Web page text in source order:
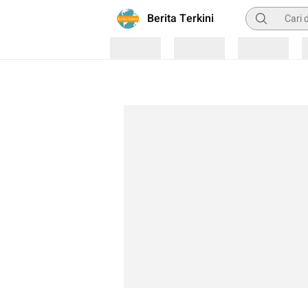
Berita Terkini Pencarian